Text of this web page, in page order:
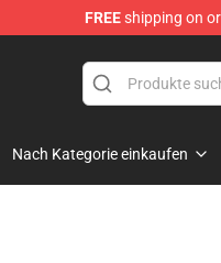
FREEshipping on
Nach Kategorie einkaufen